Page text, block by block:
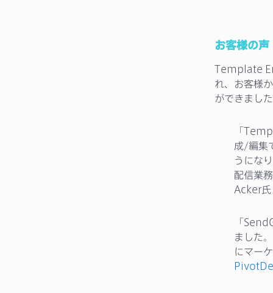
お客様の声
Template
れ、お客様
ができまし
「
成/編集
うにな
配信業
Acker氏
「
ました
にマー